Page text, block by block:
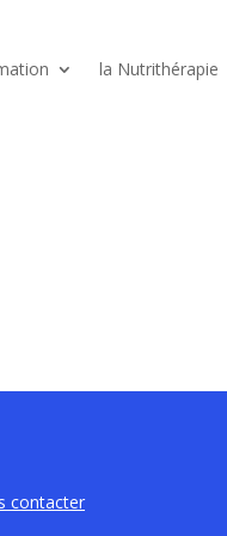
la Nutrithérapie
contacter